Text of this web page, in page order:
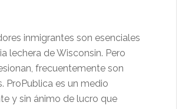
inmigrantes son esenciales
lechera de Wisconsin. Pero
frecuentemente son
ProPublica es un medio
y sin ánimo de lucro que